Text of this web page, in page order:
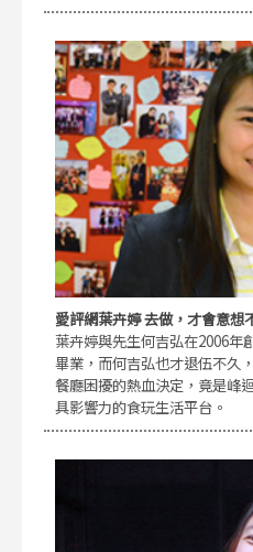
愛評網葉卉婷 去做，才會意想
葉卉婷與先生何吉弘在2006年
畢業，而何吉弘也才退伍不久
餐廳困擾的熱血決定，竟是峰
具影響力的食玩生活平台。